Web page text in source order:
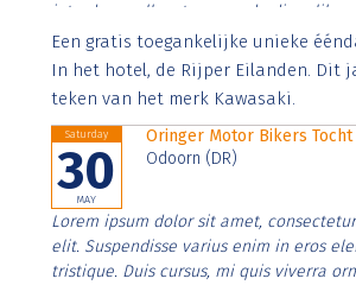
interdum nulla, ut commodo diam
Aenean faucibus nibh et justo cursus id
imperdiet. Nunc ut sem vitae risus
Een gratis toegankelijke unieke
In het hotel, de Rijper Eilanden. Dit
teken van het merk Kawasaki.
Saturday
30
MAY
Oringer Motor Bikers Tocht
Odoorn (DR)
Lorem ipsum dolor sit amet,
elit. Suspendisse varius enim in eros
tristique. Duis cursus, mi quis viverra